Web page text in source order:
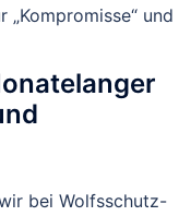
und
bei Wolfsschutz-